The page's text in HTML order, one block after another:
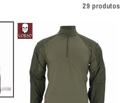
29 produtos